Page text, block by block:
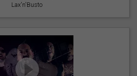
Lax'n'Busto